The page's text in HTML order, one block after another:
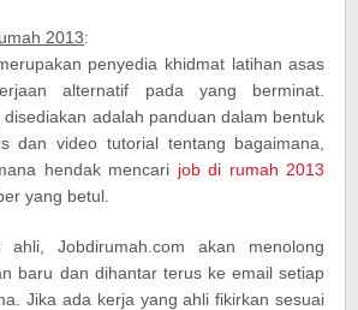
2013:
penyedia khidmat latihan asas
alternatif pada yang berminat.
adalah panduan dalam bentuk
dan video tutorial tentang bagaimana,
hendak mencari job di rumah 2013
yang betul.
ahli, Jobdirumah.com akan menolong
baru dan dihantar terus ke email setiap
Jika ada kerja yang ahli fikirkan sesuai